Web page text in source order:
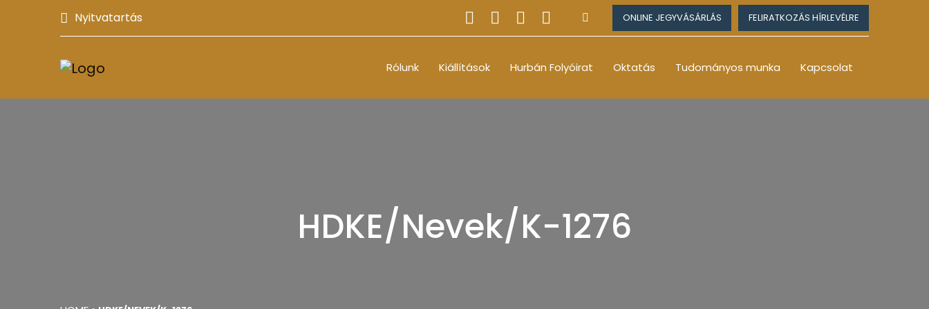
Nyitvatartás ONLINE JEGYVÁSÁRLÁS FELIRATKOZÁS HÍRLEVÉLRE
Rólunk Kiállítások Hurbán Folyóirat Oktatás Tudományos munka Kapcsolat
HDKE/Nevek/K-1276